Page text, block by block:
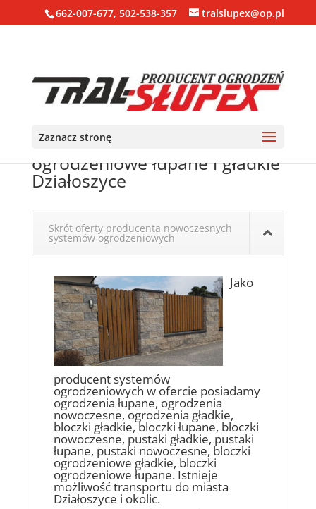
662-007-677, 502-538-357 tralslupex@op.pl
Zaznacz stronę
Ogrodzenia, bloczki, pustaki
ogrodzeniowe łupane i gładkie
Działoszyce
Skrót oferty producenta nowoczesnych
systemów ogrodzeniowych
Jako
producent systemów
ogrodzeniowych w ofercie posiadamy
ogrodzenia łupane, ogrodzenia
nowoczesne, ogrodzenia gładkie,
bloczki gładkie, bloczki łupane, bloczki
nowoczesne, pustaki gładkie, pustaki
łupane, pustaki nowoczesne, bloczki
ogrodzeniowe gładkie, bloczki
ogrodzeniowe łupane. Istnieje
możliwość transportu do miasta
Działoszyce i okolic.